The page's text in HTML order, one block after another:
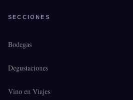
SECCIONES
Bodegas
Degustaciones
Vino en Viajes